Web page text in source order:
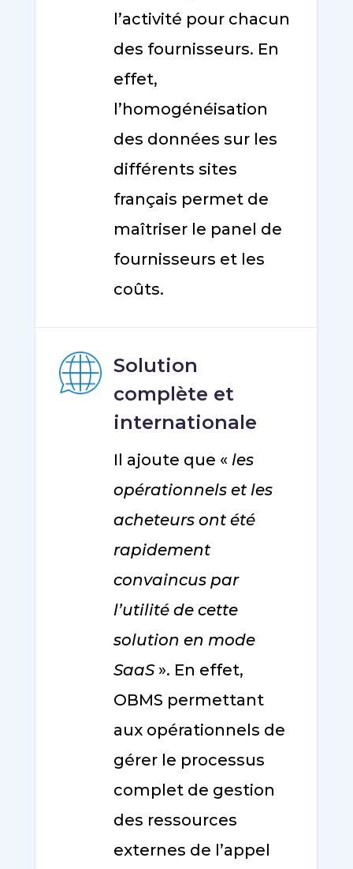
l’activité pour chacun
des fournisseurs. En
effet,
l’homogénéisation
des données sur les
différents sites
français permet de
maîtriser le panel de
fournisseurs et les
coûts.
Solution
complète et
internationale
Il ajoute que « les
opérationnels et les
acheteurs ont été
rapidement
convaincus par
l’utilité de cette
solution en mode
SaaS». En effet,
OBMS permettant
aux opérationnels de
gérer le processus
complet de gestion
des ressources
externes de l’appel